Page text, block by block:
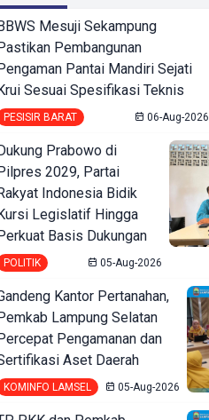
Mesuji Sekampung
Pembangunan
Pantai Mandiri Sejati
Sesuai Spesifikasi Teknis
PESISIR BARAT 06-Aug-2026
Prabowo di
2029, Partai
Indonesia Bidik
Legislatif Hingga
Basis Dukungan
POLITIK 05-Aug-2026
Kantor Pertanahan,
Lampung Selatan
Pengamanan dan
Aset Daerah
KOMINFO LAMSEL 05-Aug-2026